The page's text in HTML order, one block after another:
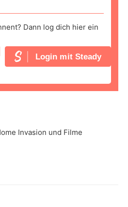
Dann log dich hier ein
Login mit Steady
Invasion und Filme